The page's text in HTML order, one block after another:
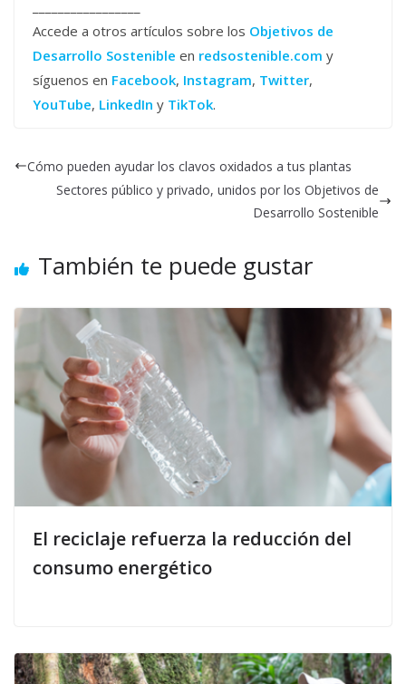
Accede a otros artículos sobre los Objetivos de
Desarrollo Sostenible en redsostenible.com y
síguenos en Facebook, Instagram, Twitter,
YouTube, LinkedIn y TikTok.
Cómo pueden ayudar los clavos oxidados a tus plantas
Sectores público y privado, unidos por los Objetivos de
Desarrollo Sostenible
También te puede gustar
El reciclaje refuerza la reducción del
consumo energético